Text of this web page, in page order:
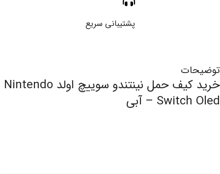
پشتیبانی سریع
توضیحات
خرید کیف حمل نینتندو سوییچ اولد Nintendo
Switch Oled – آبی